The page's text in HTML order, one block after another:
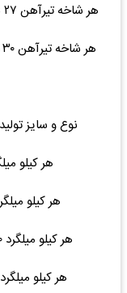
هر شاخه تیرآهن ۲۷ ذوب آهن ۱۲ متری ۴۳۴ ۴۶,۰۰۰,۰۰۰ (۰.۰۰%)۰
هر شاخه تیرآهن ۳۰ ذوب آهن ۱۲ متری ۵۰۰ ۴۹,۰۰۰,۰۰۰ (۰.۰۰%)۰
نوع و سایز
هر کیلو میلگرد ۶.۵ کلاف ۴.۵
هر کیلو میلگرد ۸ قزوین شاخه ۶ ۷۰,۵۰۰
هر کیلو میلگرد ۱۰ قزوین ۱۲ متری ۷.۵ ۶۹,۵۰۰ (۰.۰۰%)۰
هر کیلو میلگرد ۱۲ قزوین ۱۲ متری ۱۱ ۶۹,۵۰۰ (۰.۰۰%)۰